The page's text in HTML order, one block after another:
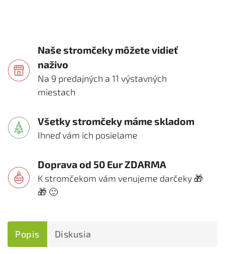
Naše stromčeky môžete vidieť
naživo
Na 9 predajných a 11 výstavných
miestach
Všetky stromčeky máme skladom
Ihneď vám ich posielame
Doprava od 50 Eur ZDARMA
K stromčekom vám venujeme darčeky 🎁
🎁 🙂
Popis Diskusia